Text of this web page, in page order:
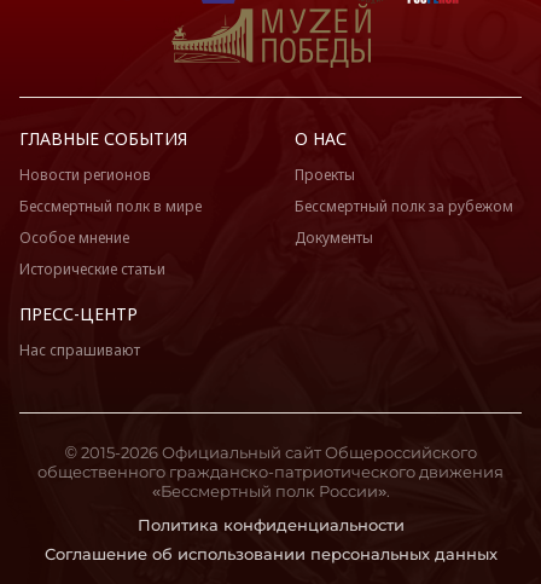
Нижегородская область
Оренбургская область
Орловская область
Приморский край
Псковская область
Ростовская область
Рязанская область
ГЛАВНЫЕ СОБЫТИЯ
Новости регионов
Бессмертный полк в мире
Особое мнение
Исторические статьи
О НАС
Проекты
Бессмертный полк за рубежом
Документы
ПРЕСС-ЦЕНТР
Нас спрашивают
Политика конфиденциальности
Соглашение об использовании персональных данных
© 2015-2026 Официальный сайт Общероссийского
общественного гражданско-патриотического движения
«Бессмертный полк России».